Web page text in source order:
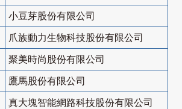
小豆芽股份有限公司
爪族動力生物科技股份有限公司
聚美時尚股份有限公司
鷹馬股份有限公司
真大塊智能網路科技股份有限公司